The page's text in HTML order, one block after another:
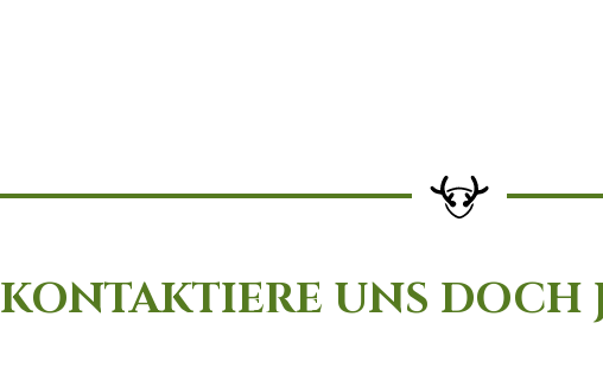
KONTAKTIERE UNS DOCH